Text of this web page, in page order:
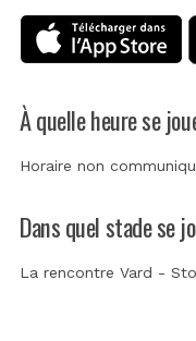
À quelle heure se
Horaire non
Dans quel stade se
La rencontre Vard -